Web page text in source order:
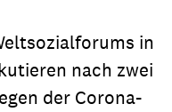
in
nach zwei
der Corona-